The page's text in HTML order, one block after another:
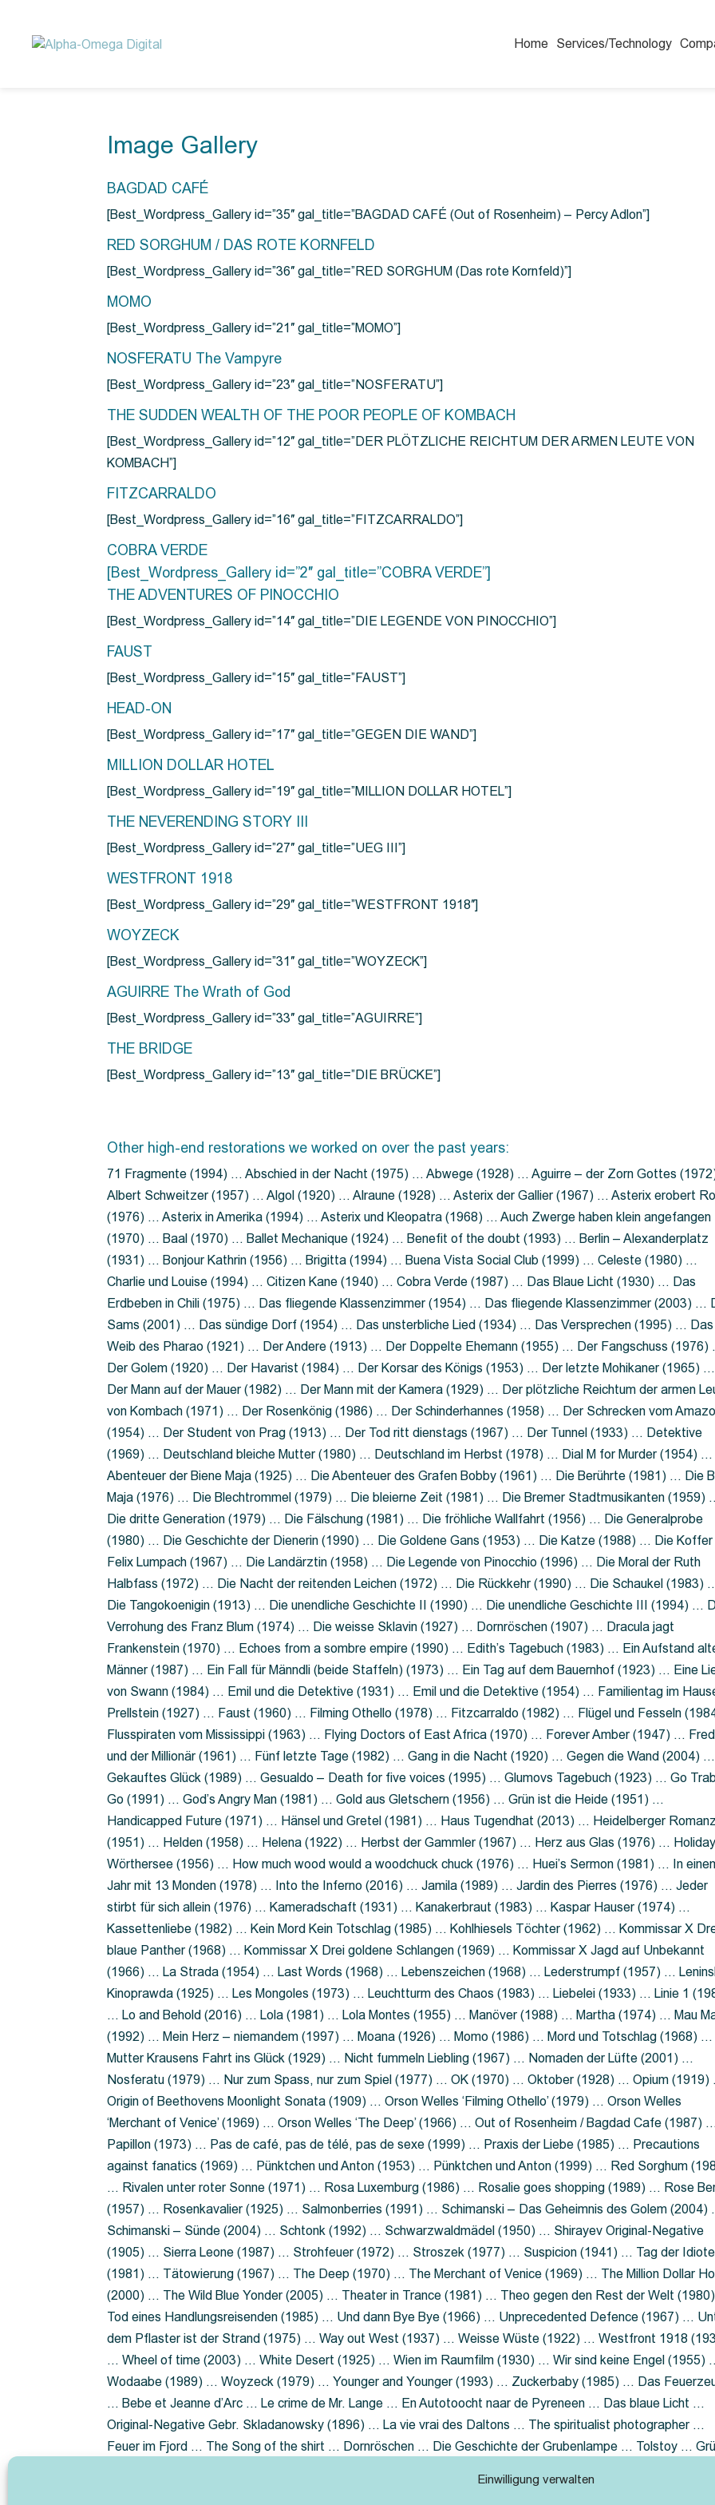
Einwilligung verwalten
Home Services/Technology
Image Gallery
BAGDAD CAFÉ
[Best_Wordpress_Gallery id=”35″ gal_title=”BAGDAD CAFÉ (Out of Rosenheim) – Percy Adlon”]
RED SORGHUM / DAS ROTE KORNFELD
[Best_Wordpress_Gallery id=”36″ gal_title=”RED SORGHUM (Das rote Kornfeld)”]
MOMO
[Best_Wordpress_Gallery id=”21″ gal_title=”MOMO”]
NOSFERATU The Vampyre
[Best_Wordpress_Gallery id=”23″ gal_title=”NOSFERATU”]
THE SUDDEN WEALTH OF THE POOR PEOPLE OF KOMBACH
[Best_Wordpress_Gallery id=”12″ gal_title=”DER PLÖTZLICHE REICHTUM DER ARMEN LEUTE VON
KOMBACH”]
FITZCARRALDO
[Best_Wordpress_Gallery id=”16″ gal_title=”FITZCARRALDO”]
COBRA VERDE
[Best_Wordpress_Gallery id=”2″ gal_title=”COBRA VERDE”]
THE ADVENTURES OF PINOCCHIO
[Best_Wordpress_Gallery id=”14″ gal_title=”DIE LEGENDE VON PINOCCHIO”]
FAUST
[Best_Wordpress_Gallery id=”15″ gal_title=”FAUST”]
HEAD-ON
[Best_Wordpress_Gallery id=”17″ gal_title=”GEGEN DIE WAND”]
MILLION DOLLAR HOTEL
[Best_Wordpress_Gallery id=”19″ gal_title=”MILLION DOLLAR HOTEL”]
THE NEVERENDING STORY III
[Best_Wordpress_Gallery id=”27″ gal_title=”UEG III”]
WESTFRONT 1918
[Best_Wordpress_Gallery id=”29″ gal_title=”WESTFRONT 1918″]
WOYZECK
[Best_Wordpress_Gallery id=”31″ gal_title=”WOYZECK”]
AGUIRRE The Wrath of God
[Best_Wordpress_Gallery id=”33″ gal_title=”AGUIRRE”]
THE BRIDGE
[Best_Wordpress_Gallery id=”13″ gal_title=”DIE BRÜCKE”]
Other high-end restorations we worked on over the past years:
71 Fragmente (1994) … Abschied in der Nacht (1975) … Abwege (1928) … Aguirre – der Zorn Gottes
Albert Schweitzer (1957) … Algol (1920) … Alraune (1928) … Asterix der Gallier (1967) … Asterix erobert
(1976) … Asterix in Amerika (1994) … Asterix und Kleopatra (1968) … Auch Zwerge haben klein angefangen
(1970) … Baal (1970) … Ballet Mechanique (1924) … Benefit of the doubt (1993) … Berlin – Alexanderplatz
(1931) … Bonjour Kathrin (1956) … Brigitta (1994) … Buena Vista Social Club (1999) … Celeste (1980) …
Charlie und Louise (1994) … Citizen Kane (1940) … Cobra Verde (1987) … Das Blaue Licht (1930) … Das
Erdbeben in Chili (1975) … Das fliegende Klassenzimmer (1954) … Das fliegende Klassenzimmer (2003) …
Sams (2001) … Das sündige Dorf (1954) … Das unsterbliche Lied (1934) … Das Versprechen (1995) … Das
Weib des Pharao (1921) … Der Andere (1913) … Der Doppelte Ehemann (1955) … Der Fangschuss (1976)
Der Golem (1920) … Der Havarist (1984) … Der Korsar des Königs (1953) … Der letzte Mohikaner (1965) …
Der Mann auf der Mauer (1982) … Der Mann mit der Kamera (1929) … Der plötzliche Reichtum der armen
von Kombach (1971) … Der Rosenkönig (1986) … Der Schinderhannes (1958) … Der Schrecken vom
(1954) … Der Student von Prag (1913) … Der Tod ritt dienstags (1967) … Der Tunnel (1933) … Detektive
(1969) … Deutschland bleiche Mutter (1980) … Deutschland im Herbst (1978) … Dial M for Murder (1954) …
Abenteuer der Biene Maja (1925) … Die Abenteuer des Grafen Bobby (1961) … Die Berührte (1981) … Die
Maja (1976) … Die Blechtrommel (1979) … Die bleierne Zeit (1981) … Die Bremer Stadtmusikanten (1959)
Die dritte Generation (1979) … Die Fälschung (1981) … Die fröhliche Wallfahrt (1956) … Die Generalprobe
(1980) … Die Geschichte der Dienerin (1990) … Die Goldene Gans (1953) … Die Katze (1988) … Die Koffer
Felix Lumpach (1967) … Die Landärztin (1958) … Die Legende von Pinocchio (1996) … Die Moral der Ruth
Halbfass (1972) … Die Nacht der reitenden Leichen (1972) … Die Rückkehr (1990) … Die Schaukel (1983)
Die Tangokoenigin (1913) … Die unendliche Geschichte II (1990) … Die unendliche Geschichte III (1994) …
Verrohung des Franz Blum (1974) … Die weisse Sklavin (1927) … Dornröschen (1907) … Dracula jagt
Frankenstein (1970) … Echoes from a sombre empire (1990) … Edith’s Tagebuch (1983) … Ein Aufstand
Männer (1987) … Ein Fall für Männdli (beide Staffeln) (1973) … Ein Tag auf dem Bauernhof (1923) … Eine
von Swann (1984) … Emil und die Detektive (1931) … Emil und die Detektive (1954) … Familientag im
Prellstein (1927) … Faust (1960) … Filming Othello (1978) … Fitzcarraldo (1982) … Flügel und Fesseln
Flusspiraten vom Mississippi (1963) … Flying Doctors of East Africa (1970) … Forever Amber (1947) …
und der Millionär (1961) … Fünf letzte Tage (1982) … Gang in die Nacht (1920) … Gegen die Wand (2004) …
Gekauftes Glück (1989) … Gesualdo – Death for five voices (1995) … Glumovs Tagebuch (1923) … Go
Go (1991) … God’s Angry Man (1981) … Gold aus Gletschern (1956) … Grün ist die Heide (1951) …
Handicapped Future (1971) … Hänsel und Gretel (1981) … Haus Tugendhat (2013) … Heidelberger
(1951) … Helden (1958) … Helena (1922) … Herbst der Gammler (1967) … Herz aus Glas (1976) …
Wörthersee (1956) … How much wood would a woodchuck chuck (1976) … Huei’s Sermon (1981) … In
Jahr mit 13 Monden (1978) … Into the Inferno (2016) … Jamila (1989) … Jardin des Pierres (1976) … Jeder
stirbt für sich allein (1976) … Kameradschaft (1931) … Kanakerbraut (1983) … Kaspar Hauser (1974) …
Kassettenliebe (1982) … Kein Mord Kein Totschlag (1985) … Kohlhiesels Töchter (1962) … Kommissar X
blaue Panther (1968) … Kommissar X Drei goldene Schlangen (1969) … Kommissar X Jagd auf Unbekannt
(1966) … La Strada (1954) … Last Words (1968) … Lebenszeichen (1968) … Lederstrumpf (1957) …
Kinoprawda (1925) … Les Mongoles (1973) … Leuchtturm des Chaos (1983) … Liebelei (1933) … Linie 1
… Lo and Behold (2016) … Lola (1981) … Lola Montes (1955) … Manöver (1988) … Martha (1974) … Mau
(1992) … Mein Herz – niemandem (1997) … Moana (1926) … Momo (1986) … Mord und Totschlag (1968) …
Mutter Krausens Fahrt ins Glück (1929) … Nicht fummeln Liebling (1967) … Nomaden der Lüfte (2001) …
Nosferatu (1979) … Nur zum Spass, nur zum Spiel (1977) … OK (1970) … Oktober (1928) … Opium (1919)
Origin of Beethovens Moonlight Sonata (1909) … Orson Welles ‘Filming Othello’ (1979) … Orson Welles
‘Merchant of Venice’ (1969) … Orson Welles ‘The Deep’ (1966) … Out of Rosenheim / Bagdad Cafe (1987) …
Papillon (1973) … Pas de café, pas de télé, pas de sexe (1999) … Praxis der Liebe (1985) … Precautions
against fanatics (1969) … Pünktchen und Anton (1953) … Pünktchen und Anton (1999) … Red Sorghum
… Rivalen unter roter Sonne (1971) … Rosa Luxemburg (1986) … Rosalie goes shopping (1989) … Rose
(1957) … Rosenkavalier (1925) … Salmonberries (1991) … Schimanski – Das Geheimnis des Golem (2004)
Schimanski – Sünde (2004) … Schtonk (1992) … Schwarzwaldmädel (1950) … Shirayev Original-Negative
(1905) … Sierra Leone (1987) … Strohfeuer (1972) … Stroszek (1977) … Suspicion (1941) … Tag der
(1981) … Tätowierung (1967) … The Deep (1970) … The Merchant of Venice (1969) … The Million Dollar
(2000) … The Wild Blue Yonder (2005) … Theater in Trance (1981) … Theo gegen den Rest der Welt
Tod eines Handlungsreisenden (1985) … Und dann Bye Bye (1966) … Unprecedented Defence (1967) …
dem Pflaster ist der Strand (1975) … Way out West (1937) … Weisse Wüste (1922) … Westfront 1918
… Wheel of time (2003) … White Desert (1925) … Wien im Raumfilm (1930) … Wir sind keine Engel (1955)
Wodaabe (1989) … Woyzeck (1979) … Younger and Younger (1993) … Zuckerbaby (1985) … Das
… Bebe et Jeanne d’Arc … Le crime de Mr. Lange … En Autotoocht naar de Pyreneen … Das blaue Licht …
Original-Negative Gebr. Skladanowsky (1896) … La vie vrai des Daltons … The spiritualist photographer …
Feuer im Fjord … The Song of the shirt … Dornröschen … Die Geschichte der Grubenlampe … Tolstoy …